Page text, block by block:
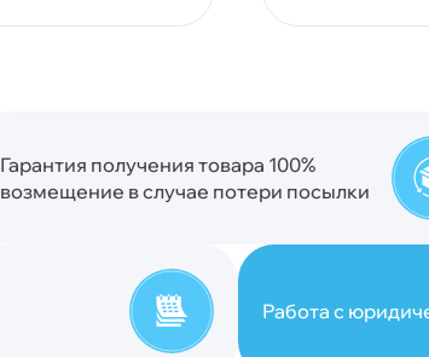
Гарантия получения товара 100%
возмещение в случае потери посылки
Работа с